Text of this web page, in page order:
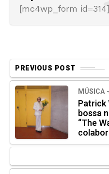
[mc4wp_form id=314]
PREVIOUS POST
MÚSICA
Patrick
bossa
“The